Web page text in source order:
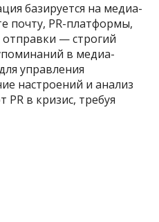
базируется на медиа-
почту, PR-платформы,
— строгий
в медиа-
управления
настроений и анализ
в кризис, требуя